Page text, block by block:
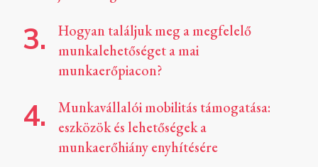
Hogyan találjuk meg a megfelelő
munkalehetőséget a mai
munkaerőpiacon?
Munkavállalói mobilitás támogatása:
eszközök és lehetőségek a
munkaerőhiány enyhítésére